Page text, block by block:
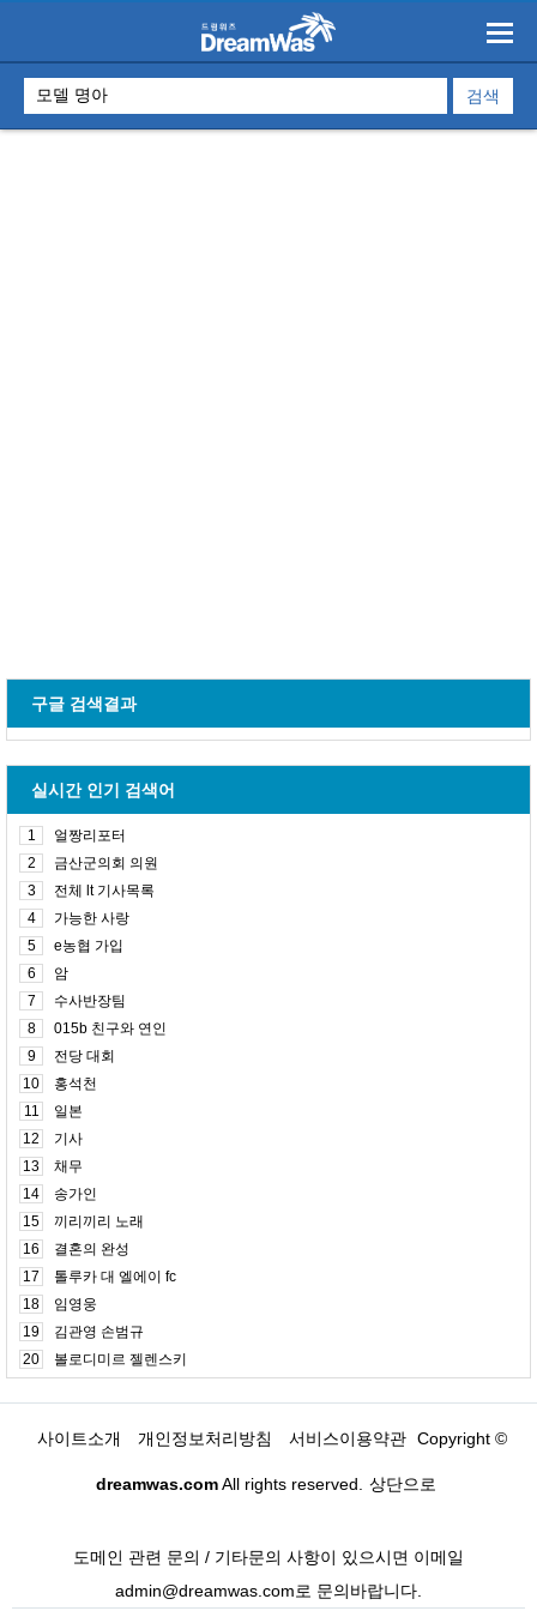
구글 검색결과
실시간 인기 검색어
1
얼짱리포터
2
금산군의회 의원
3
전체 lt 기사목록
4
가능한 사랑
5
e농협 가입
6
암
7
수사반장팀
8
015b 친구와 연인
9
전당 대회
10
홍석천
11
일본
12
기사
13
채무
14
송가인
15
끼리끼리 노래
16
결혼의 완성
17
톨루카 대 엘에이 fc
18
임영웅
19
김관영 손범규
20
볼로디미르 젤렌스키
사이트소개 개인정보처리방침 서비스이용약관 Copyright ©
dreamwas.comAll rights reserved. 상단으로
도메인 관련 문의 / 기타문의 사항이 있으시면 이메일
admin@dreamwas.com로 문의바랍니다.